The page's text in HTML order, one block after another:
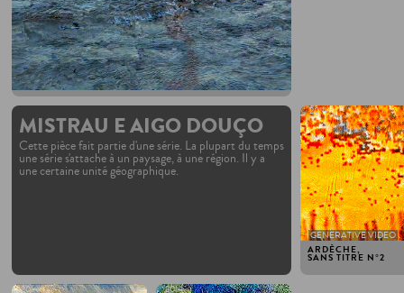
MISTRAU E AIGO DOUÇO
Cette pièce fait partie d'une série. La plupart du temps
une série s'attache à un paysage, à une région. Il y a
une certaine unité géographique.
ARDÈCHE,
SANS TITRE N°2
2014
GENERATIVE VIDEO
2014 2014